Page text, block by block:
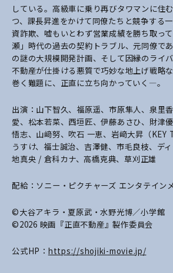
している。高級車に乗り再びタワマンに住
つ、課長昇進をかけて同僚たちと競争する
資詐欺、嘘もいとわず営業成績を勝ち取っ
瀬」時代の過去の契約トラブル、元同僚で
の謎の大規模開発計画、そして因縁のライ
不動産が仕掛ける悪質で巧妙な地上げ戦略
巻く難題に、正直に立ち向かっていく―。
出演：山下智久、福原遥、市原隼人、泉里
愛、松本若菜、西垣匠、伊藤あさひ、財津
悟志、山﨑努、吹石 一恵、岩﨑大昇（KEY
うすけ、福士誠治、吉澤健、市毛良枝、デ
地真央 / 倉科カナ、高橋克典、草刈正雄
配給：ソニー・ピクチャーズ エンタテイン
©大谷アキラ・夏原武・水野光博／小学館
©2026 映画『正直不動産』製作委員会
公式HP： https://shojiki-movie.jp/